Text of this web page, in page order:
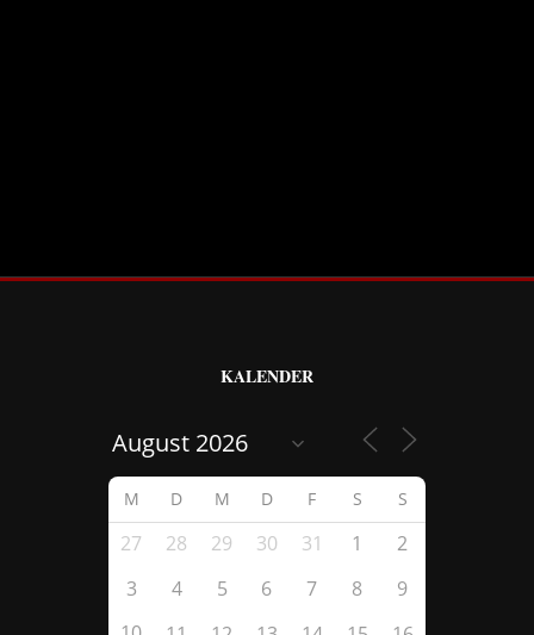
KALENDER
M D M D F S S
27 28 29 30 31 1
2
3
4 5 6 7 8
9